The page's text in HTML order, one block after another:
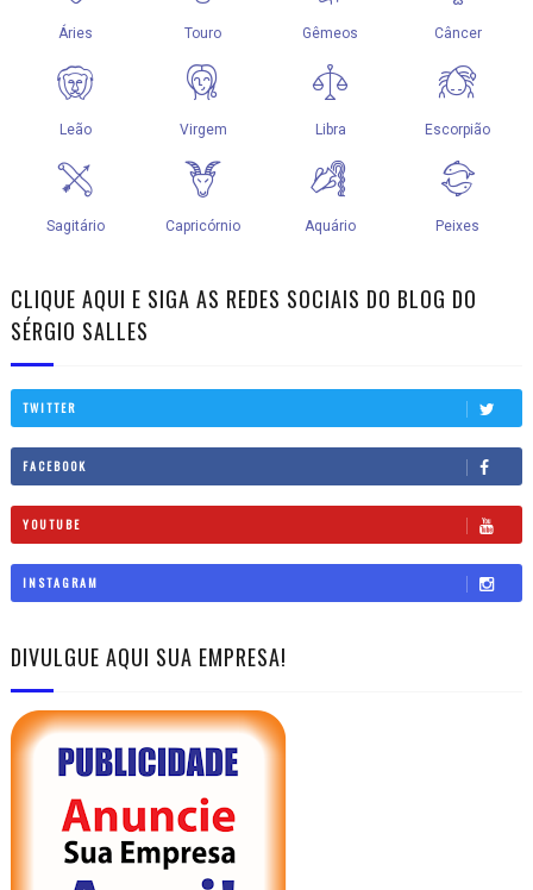
CLIQUE AQUI E SIGA AS REDES SOCIAIS DO BLOG DO
SÉRGIO SALLES
TWITTER
FACEBOOK
YOUTUBE
INSTAGRAM
DIVULGUE AQUI SUA EMPRESA!